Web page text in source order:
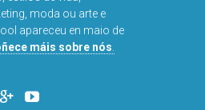
medio de tendencias made